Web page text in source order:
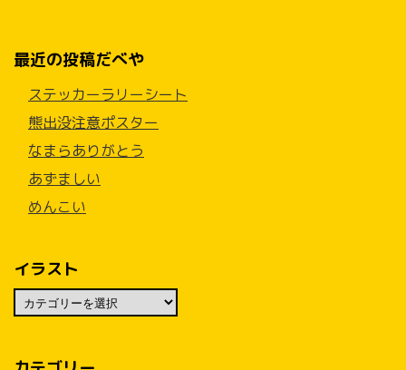
最近の投稿だべや
ステッカーラリーシート
熊出没注意ポスター
なまらありがとう
あずましい
めんこい
イラスト